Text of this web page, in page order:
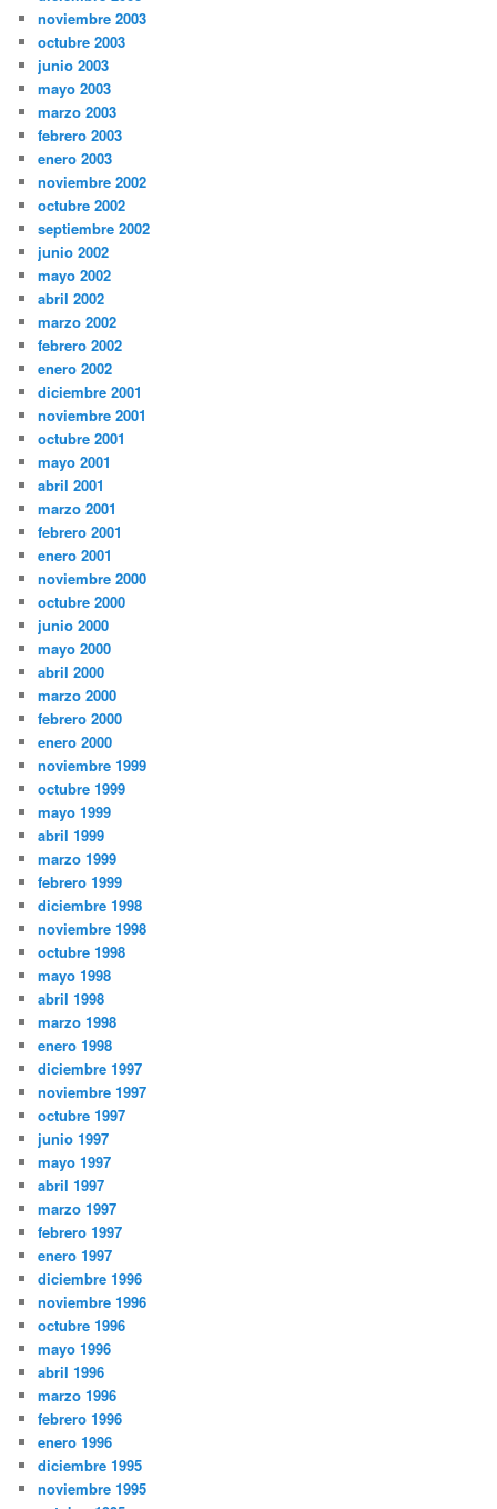
noviembre 2003
octubre 2003
junio 2003
mayo 2003
marzo 2003
febrero 2003
enero 2003
noviembre 2002
octubre 2002
septiembre 2002
junio 2002
mayo 2002
abril 2002
marzo 2002
febrero 2002
enero 2002
diciembre 2001
noviembre 2001
octubre 2001
mayo 2001
abril 2001
marzo 2001
febrero 2001
enero 2001
noviembre 2000
octubre 2000
junio 2000
mayo 2000
abril 2000
marzo 2000
febrero 2000
enero 2000
noviembre 1999
octubre 1999
mayo 1999
abril 1999
marzo 1999
febrero 1999
diciembre 1998
noviembre 1998
octubre 1998
mayo 1998
abril 1998
marzo 1998
enero 1998
diciembre 1997
noviembre 1997
octubre 1997
junio 1997
mayo 1997
abril 1997
marzo 1997
febrero 1997
enero 1997
diciembre 1996
noviembre 1996
octubre 1996
mayo 1996
abril 1996
marzo 1996
febrero 1996
enero 1996
diciembre 1995
noviembre 1995